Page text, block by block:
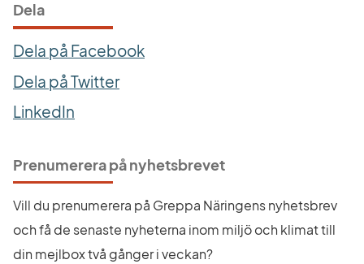
Dela
Dela på Facebook
Dela på Twitter
LinkedIn
Prenumerera på nyhetsbrevet
Vill du prenumerera på Greppa Näringens nyhetsbrev
och få de senaste nyheterna inom miljö och klimat till
din mejlbox två gånger i veckan?